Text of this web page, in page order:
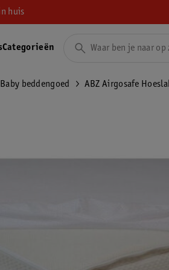
huis
Categorieën
Baby beddengoed ABZ Airgosafe